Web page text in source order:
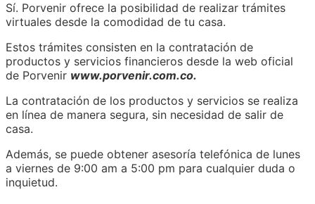
Sí. Porvenir ofrece la posibilidad de realizar trámites
virtuales desde la comodidad de tu casa.
Estos trámites consisten en la contratación de
productos y servicios financieros desde la web oficial
de Porvenir www.porvenir.com.co.
La contratación de los productos y servicios se realiza
en línea de manera segura, sin necesidad de salir de
casa.
Además, se puede obtener asesoría telefónica de lunes
a viernes de 9:00 am a 5:00 pm para cualquier duda o
inquietud.